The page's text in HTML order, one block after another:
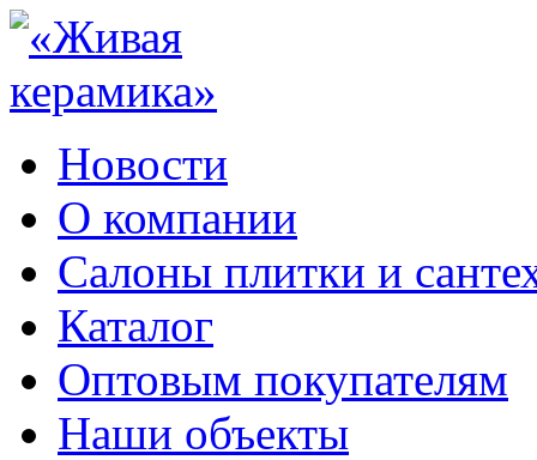
Новости
О компании
Салоны плитки и
Каталог
Оптовым покупателям
Наши объекты